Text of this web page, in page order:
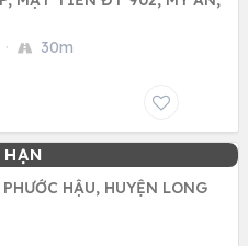
· 30m
HẬU, HUYỆN LONG